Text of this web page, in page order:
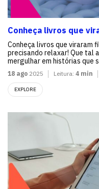
Conheça livros que
Conheça livros que viraram
precisando relaxar! Que tal
mergulhar em histórias que
18 ago 2025 Leitura: 4 min
EXPLORE